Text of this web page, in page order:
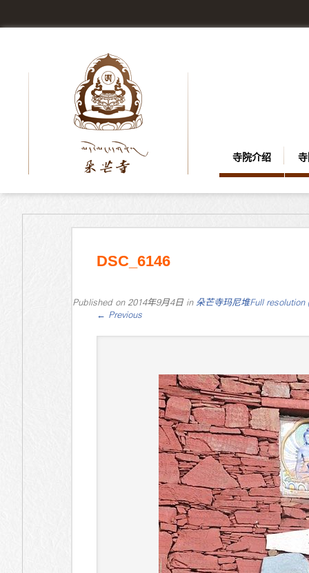
寺院介绍
DSC_6146
Published on 2014年9月4日in 朵芒寺玛尼堆Full resolution
← Previous